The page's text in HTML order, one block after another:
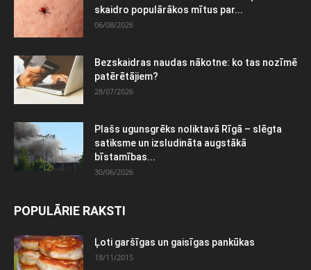
skaidro populārākos mītus par...
06/08/2026
Bezskaidras naudas nākotne: ko tas nozīmē
patērētājiem?
28/07/2026
Plašs ugunsgrēks noliktavā Rīgā – slēgta
satiksme un izsludināta augstākā
bīstamības...
30/06/2026
POPULĀRIE RAKSTI
Ļoti garšīgas un gaisīgas pankūkas
18/11/2015